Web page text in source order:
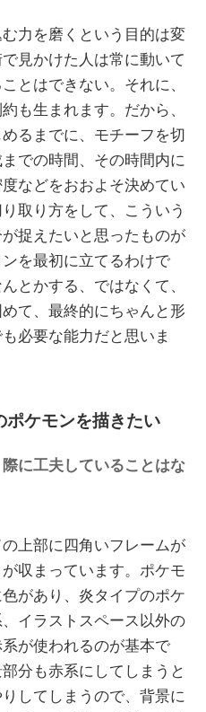
力を磨くという目的は変
見かけた人は常に動いて
とはできない。それに、
も生まれます。だから、
るまでに、モチーフを切
での時間、その時間内に
などをおおよそ決めてい
取り方をして、こういう
捉えたいと思ったものが
を最初に立てるわけで
とかする、ではなくて、
て、最終的にちゃんと形
必要な能力だと思いま
ポケモンを描きたい
に工夫していることはな
上部に四角いフレームが
収まっています。ポケモ
があり、炎タイプのポケ
イラストスペース以外の
が使われるのが基本で
分も赤系にしてしまうと
してしまうので、背景に